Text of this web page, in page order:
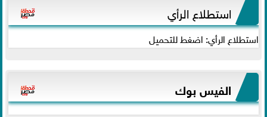
استطلاع الرأي
استطلاع الرأي: اضغط للتحميل
الفيس بوك